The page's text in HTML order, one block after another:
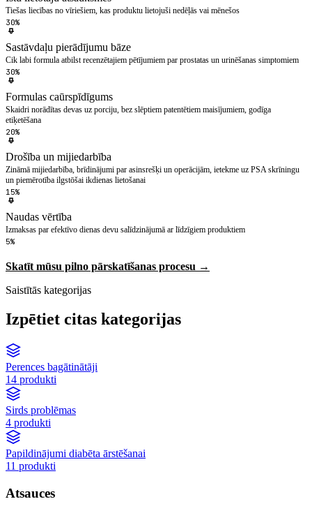
Tiešas liecī­bas no vīriešiem, kas produktu lietojuši nedēļās vai mēnešos
30%
Sastāvdaļu pierādījumu bāze
Cik labi formula atbilst recenzētajiem pētījumiem par prostatas un urinēšanas simptomiem
30%
Formulas caūrspīdīgums
Skaidri norādītas devas uz porciju, bez slēptiem patentētiem maisī­jumiem, godīga
etiķetēšana
20%
Drošība un mijiedarbība
Zināmā mijiedarbība, brīdinājumi par asinsrešķi un operācijām, ietekme uz PSA skrīningu
un piemērotība ilgstōšai ikdie­nas lietošanai
15%
Naudas vērtība
Izmaksas par efektīvo dienas devu salīdzinājumā ar līdzīgiem produktiem
5%
Skatīt mūsu pilno pārskatīšanas procesu →
Saistītās kategorijas
Izpētiet citas kategorijas
Perences bagātinātāji
14 produkti
Sirds problēmas
4 produkti
Papildinājumi diabēta ārstēšanai
11 produkti
Atsauces